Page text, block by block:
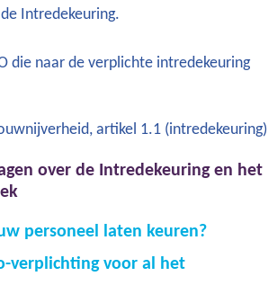
Intredekeuring.
die naar de verplichte intredekeuring
artikel 1.1 (intredekeuring)
over de Intredekeuring en het
personeel laten keuren?
dat wanneer iemand voor het eerst
verplichting voor al het